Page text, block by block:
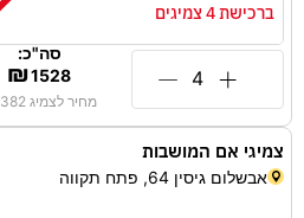
ברכישת 4 צמיגים
סה"כ:
₪1528
מחיר לצמיג 382
צמיגי אם המושבות
אבשלום גיסין 64, פתח תקווה